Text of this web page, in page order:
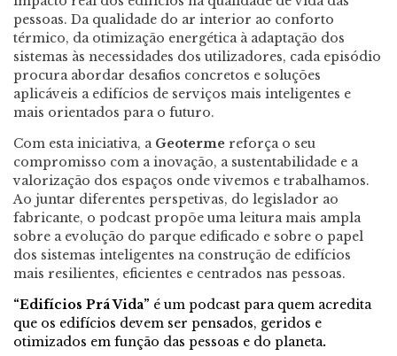
pessoas. Da qualidade do ar interior ao conforto
térmico, da otimização energética à adaptação dos
sistemas às necessidades dos utilizadores, cada episódio
procura abordar desafios concretos e soluções
aplicáveis a edifícios de serviços mais inteligentes e
mais orientados para o futuro.
Com esta iniciativa, aGeoterme reforça o seu
compromisso com a inovação, a sustentabilidade e a
valorização dos espaços onde vivemos e trabalhamos.
Ao juntar diferentes perspetivas, do legislador ao
fabricante, o podcast propõe uma leitura mais ampla
sobre a evolução do parque edificado e sobre o papel
dos sistemas inteligentes na construção de edifícios
mais resilientes, eficientes e centrados nas pessoas.
“Edifícios Prá Vida” é um podcast para quem acredita
que os edifícios devem ser pensados, geridos e
otimizados em função das pessoas e do planeta.